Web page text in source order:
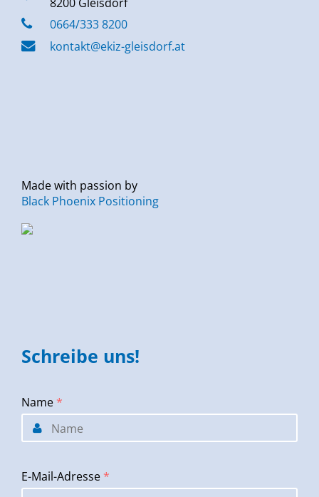
8200 Gleisdorf
0664/333 8200
kontakt@ekiz-gleisdorf.at
Made with passion by
Black Phoenix Positioning
Schreibe uns!
Name *
E-Mail-Adresse *